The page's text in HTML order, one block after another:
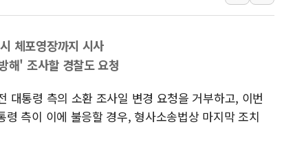
李 대통령, '6시간 마라톤 부동산 2차 회의'
트럼프, 中 겨냥 폴리실리콘 관세 15% 부
[사진] 빈살만과 에르도안의 만남
이란와이어 "이란 최고지도자 위독…곧 사망
남동발전, 해남군에 국내 최대 규모
체포영장까지 시사
' 조사할 경찰도 요청
대통령 측의 소환 조사일 변경 요청을 거부하고, 이번
측이 이에 불응할 경우, 형사소송법상 마지막 조치